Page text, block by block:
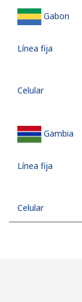
Gabon
Línea fija
Celular
Gambia
Línea fija
Celular